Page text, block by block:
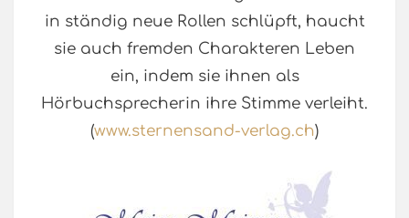
in ständig neue Rollen schlüpft, haucht
sie auch fremden Charakteren Leben
ein, indem sie ihnen als
Hörbuchsprecherin ihre Stimme verleiht.
(www.sternensand-verlag.ch)